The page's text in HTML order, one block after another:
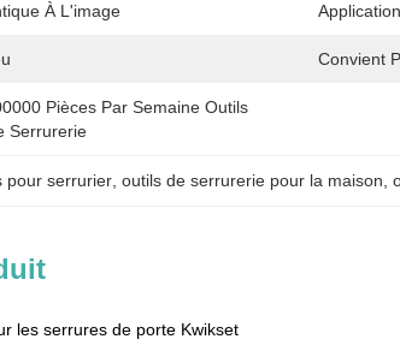
À L'image
Convient
Pièces Par Semaine Outils
Serrurerie
pour serrurier, outils de serrurerie pour la maison
les serrures de porte Kwikset